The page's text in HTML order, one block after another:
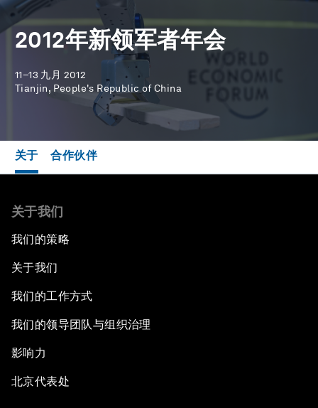
2012年新领军者年会
11–13 九月 2012
Tianjin, People's Republic of China
关于 合作伙伴
关于我们
我们的策略
关于我们
我们的工作方式
我们的领导团队与组织治理
影响力
北京代表处